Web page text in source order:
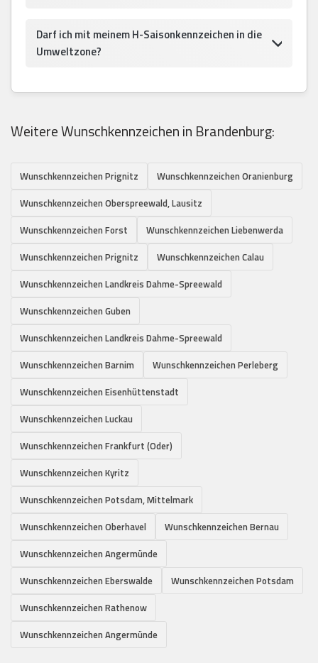
Darf ich mit meinem H-Saisonkennzeichen in die
Umweltzone?
Weitere Wunschkennzeichen in Brandenburg:
Wunschkennzeichen Prignitz
Wunschkennzeichen Oranienburg
Wunschkennzeichen Oberspreewald, Lausitz
Wunschkennzeichen Forst
Wunschkennzeichen Liebenwerda
Wunschkennzeichen Prignitz
Wunschkennzeichen Calau
Wunschkennzeichen Landkreis Dahme-Spreewald
Wunschkennzeichen Guben
Wunschkennzeichen Landkreis Dahme-Spreewald
Wunschkennzeichen Barnim
Wunschkennzeichen Perleberg
Wunschkennzeichen Eisenhüttenstadt
Wunschkennzeichen Luckau
Wunschkennzeichen Frankfurt (Oder)
Wunschkennzeichen Kyritz
Wunschkennzeichen Potsdam, Mittelmark
Wunschkennzeichen Oberhavel
Wunschkennzeichen Bernau
Wunschkennzeichen Angermünde
Wunschkennzeichen Eberswalde
Wunschkennzeichen Potsdam
Wunschkennzeichen Rathenow
Wunschkennzeichen Angermünde